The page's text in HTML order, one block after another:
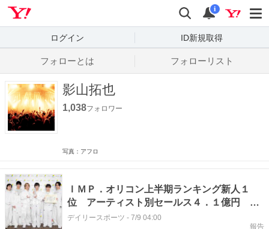
検索
通知
i
ログイン ID新規取得
フォローとは フォローリスト
影山拓也
1,038フォロワー
写真：アフロ
ＩＭＰ．オリコン上半期ランキング新人１
位 アーティスト別セールス４．１億円 グ
ループ初の授賞式、影山拓也「一生忘れられ
デイリースポーツ - 7/9 04:00
報告